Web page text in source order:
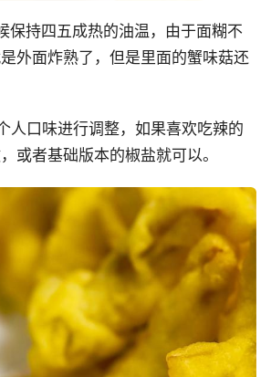
保持四五成热的油温，由于面糊不
外面炸熟了，但是里面的蟹味菇还
人口味进行调整，如果喜欢吃辣的
或者基础版本的椒盐就可以。